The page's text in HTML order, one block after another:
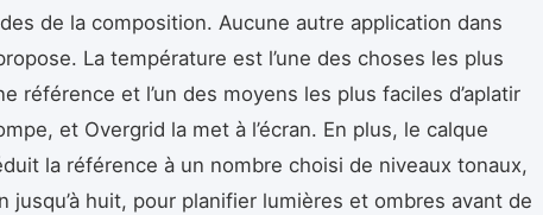
de la composition. Aucune autre application dans
La température est l’une des choses les plus
référence et l’un des moyens les plus faciles d’aplatir
et Overgrid la met à l’écran. En plus, le calque
la référence à un nombre choisi de niveaux tonaux,
jusqu’à huit, pour planifier lumières et ombres avant de